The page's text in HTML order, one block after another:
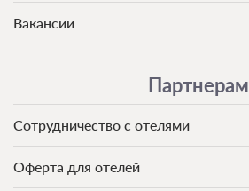
Вакансии
Партнерам
Сотрудничество с отелями
Оферта для отелей